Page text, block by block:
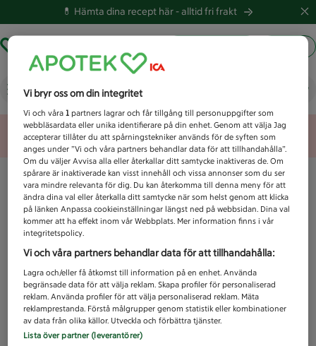
💊 Hämta dina recept här -alltid fri frakt
Vad letar du efter idag?
Unknown error
Vi bryr oss om din integritet
Vi och våra1 partners lagrar och får tillgång till personuppgifter som
webbläsardata eller unika identifierare på din enhet. Genom att välja Jag
accepterar tillåter du att spårningstekniker används för de syften som
anges under ”Vi och våra partners behandlar data för att tillhandahålla”.
Om du väljer Avvisa alla eller återkallar ditt samtycke inaktiveras de. Om
spårare är inaktiverade kan visst innehåll och vissa annonser som du ser
vara mindre relevanta för dig. Du kan återkomma till denna meny för att
ändra dina val eller återkalla ditt samtycke när som helst genom att klicka
på länken Anpassa cookieinställningar längst ned på webbsidan. Dina val
kommer att ha effekt inom vår Webbplats. Mer information finns i vår
integritetspolicy.
Vi och våra partners behandlar data för att tillhandahålla:
Lagra och/eller få åtkomst till information på en enhet. Använda
begränsade data för att välja reklam. Skapa profiler för personaliserad
reklam. Använda profiler för att välja personaliserad reklam. Mäta
reklamprestanda. Förstå målgrupper genom statistik eller kombinationer
av data från olika källor. Utveckla och förbättra tjänster.
Lista över partner (leverantörer)